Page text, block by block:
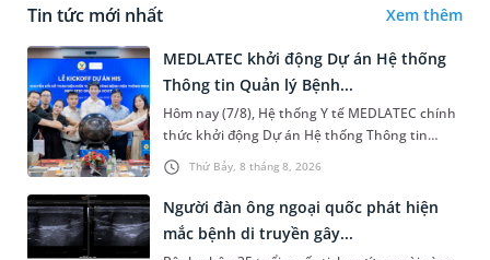
Tin tức mới nhất Xem thêm
Thứ Bảy, 8 tháng 8, 2026
MEDLATEC khởi động Dự án Hệ thống
Thông tin Quản lý Bệnh...
Hôm nay (7/8), Hệ thống Y tế MEDLATEC chính
thức khởi động Dự án Hệ thống Thông tin
Quản lý Bệnh viện (HIS - Hospital Information
System) giai đoạn mới. Dự á...
Người đàn ông ngoại quốc phát hiện
mắc bệnh di truyền gây...